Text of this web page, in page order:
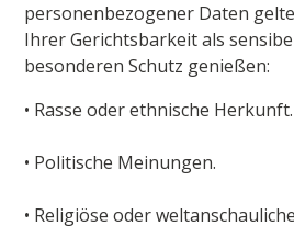
personenbezogener Daten
Ihrer Gerichtsbarkeit als
besonderen Schutz genießen:
• Rasse oder ethnische Herkunft.
• Politische Meinungen.
• Religiöse oder